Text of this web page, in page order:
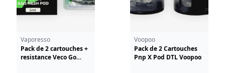
Vaporesso
Pack de 2 cartouches +
resistance Veco Go
Voopoo
Pack de 2 Cartouches
Pnp X Pod DTL Voopoo